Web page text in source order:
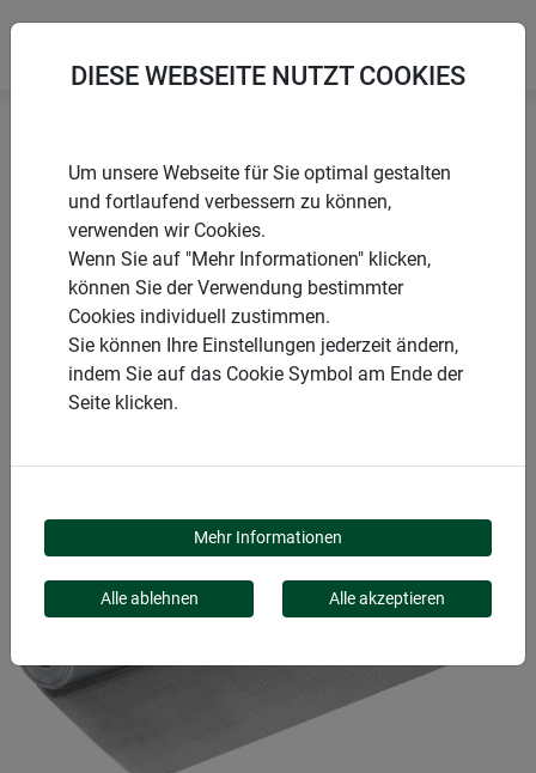
Startseite Gewebe Aluminiumgewebe
PRODUKTE
ALUMINIUMGEWEBE
DIESE WEBSEITE NUTZT COOKIES
Um unsere Webseite für Sie optimal gestalten
und fortlaufend verbessern zu können,
verwenden wir Cookies.
Wenn Sie auf "Mehr Informationen" klicken,
können Sie der Verwendung bestimmter
Cookies individuell zustimmen.
Sie können Ihre Einstellungen jederzeit ändern,
indem Sie auf das Cookie Symbol am Ende der
Seite klicken.
Mehr Informationen
Alle ablehnen Alle akzeptieren